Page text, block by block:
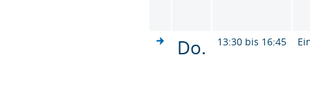
Do. 13:30 bis 16:45